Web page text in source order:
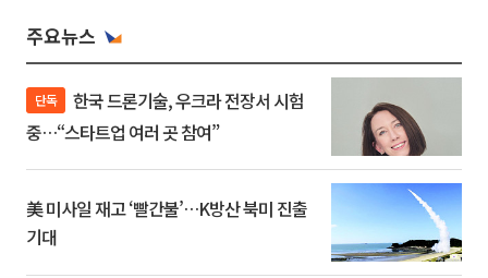
주요뉴스
단독
중…“스타트업 여러 곳 참여”
美 미사일 재고 ‘빨간불’…K방산 북미 진출
기대